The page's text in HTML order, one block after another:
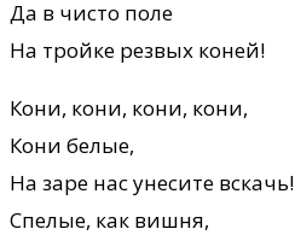
Да в чисто поле
На тройке резвых коней!
Кони, кони, кони, кони,
Кони белые,
На заре нас унесите вскачь!
Спелые, как вишня,